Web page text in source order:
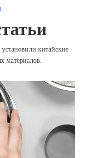
китайские
материалов.